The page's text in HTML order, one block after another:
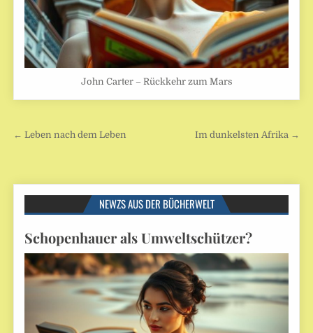
John Carter – Rückkehr zum Mars
Beitragsnavigation
← Leben nach dem Leben Im dunkelsten Afrika →
NEWZS AUS DER BÜCHERWELT
Schopenhauer als Umweltschützer?